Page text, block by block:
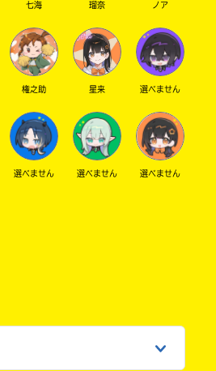
七海 瑠奈 ノア
権之助 星来 選べません
選べません 選べません 選べません